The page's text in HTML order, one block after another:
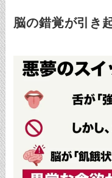
脳の錯覚が引き